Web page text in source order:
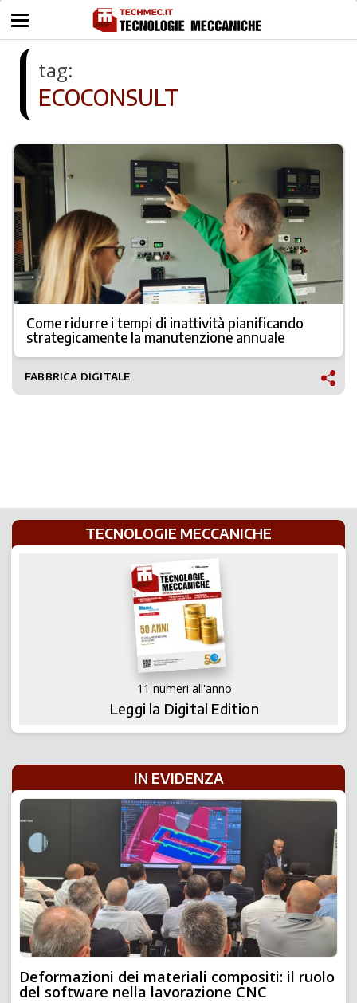
tag:
ECOCONSULT
Come ridurre i tempi di inattività pianificando
strategicamente la manutenzione annuale
FABBRICA DIGITALE
TECNOLOGIE MECCANICHE
11 numeri all'anno
Leggi la Digital Edition
IN EVIDENZA
Deformazioni dei materiali compositi: il ruolo
del software nella lavorazione CNC